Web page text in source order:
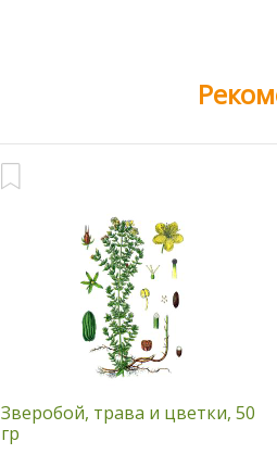
Зверобой, трава и цветки, 50
гр